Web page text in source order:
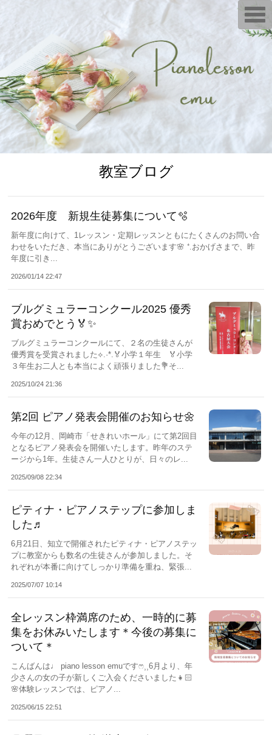
教室ブログ
2026年度 新規生徒募集について🫧
新年度に向けて、1レッスン・定期レッスンともにたくさんのお問い合
わせをいただき、本当にありがとうございます🌸 ⁺.おかげさまで、昨
年度に引き...
2026/01/14 22:47
ブルグミュラーコンクール2025 優秀
賞おめでとう🏅✨
ブルグミュラーコンクールにて、２名の生徒さんが
優秀賞を受賞されました⟡.·*.🏅小学１年生 🏅小学
３年生お二人とも本当によく頑張りました💐そ...
2025/10/24 21:36
第2回 ピアノ発表会開催のお知らせ🌼
今年の12月、岡崎市「せきれいホール」にて第2回目
となるピアノ発表会を開催いたします。昨年のステ
ージから1年。生徒さん一人ひとりが、日々のレ...
2025/09/08 22:34
ピティナ・ピアノステップに参加しま
した♬
6月21日、知立で開催されたピティナ・ピアノステッ
プに教室からも数名の生徒さんが参加しました。そ
れぞれが本番に向けてしっかり準備を重ね、緊張...
2025/07/07 10:14
全レッスン枠満席のため、一時的に募
集をお休みいたします＊今後の募集に
ついて＊
こんばんは♩ piano lesson emuですෆ⸒⸒6月より、年
少さんの女の子が新しくご入会くださいました👧🏻
🌸体験レッスンでは、ピアノ...
2025/06/15 22:51
T
o
g
g